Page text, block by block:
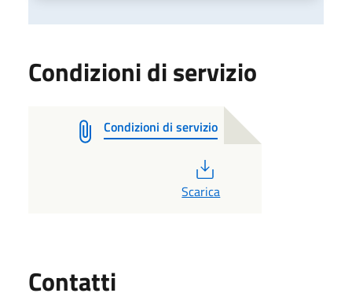
Condizioni di servizio
Condizioni di servizio
Scarica
Contatti